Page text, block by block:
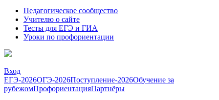
Педагогическое сообщество
Учителю о сайте
Тесты для ЕГЭ и ГИА
Уроки по профориентации
Вход
ЕГЭ-2026ОГЭ-2026Поступление-2026Обучение за
рубежомПрофориентацияПартнёры